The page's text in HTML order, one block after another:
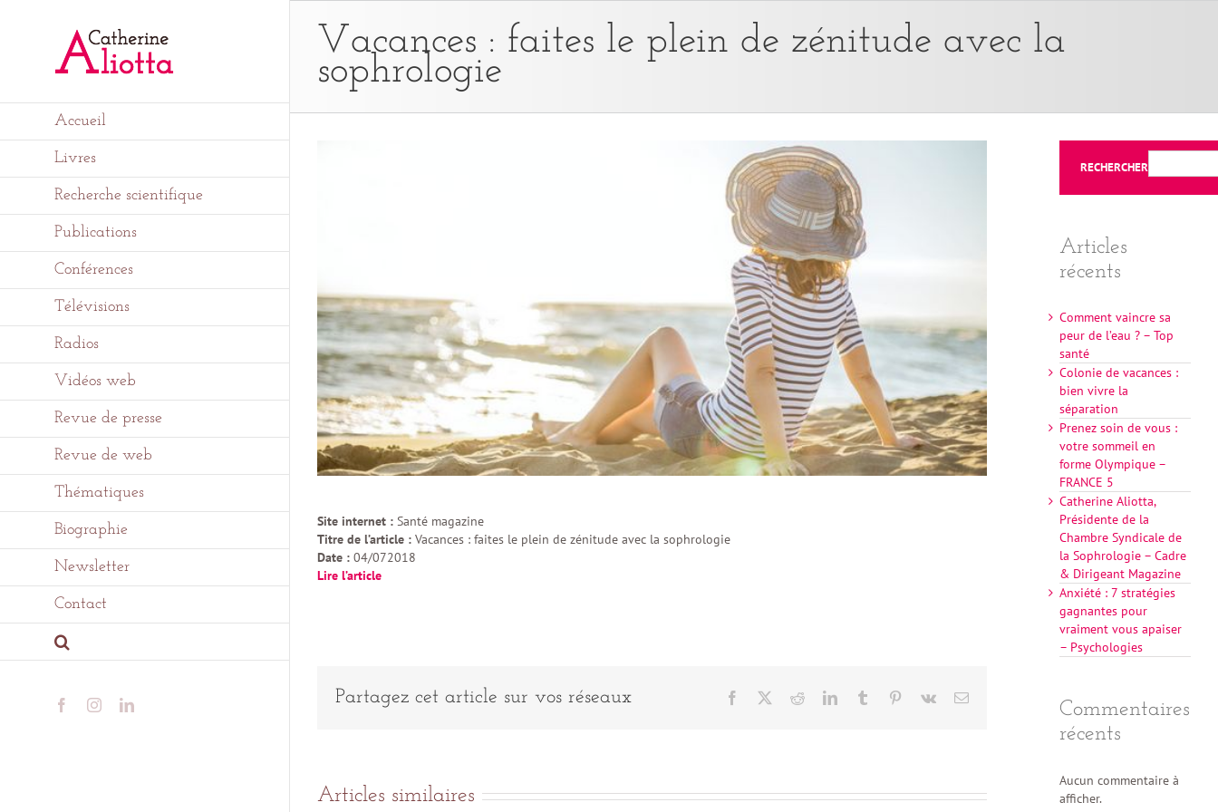
Accueil
Livres
Recherche scientifique
Publications
Conférences
Télévisions
Radios
Vidéos web
Revue de presse
Revue de web
Thématiques
Biographie
Newsletter
Contact
FacebookInstagramLinkedIn
Vacances : faites le plein de zénitude avec la
sophrologie
Site internet : Santé magazine
Titre de l’article : Vacances : faites le plein de zénitude avec la sophrologie
Date : 04/072018
Lire l’article
Partagez cet article sur vos réseaux Facebook RedditLinkedInTumblr Pinterest
Vk Email
Articles similaires
RECHERCHER
Articles
récents
Comment vaincre sa
peur de l’eau ? – Top
santé
Colonie de vacances :
bien vivre la
séparation
Prenez soin de vous :
votre sommeil en
forme Olympique –
FRANCE 5
Catherine Aliotta,
Présidente de la
Chambre Syndicale de
la Sophrologie – Cadre
& Dirigeant Magazine
Anxiété : 7 stratégies
gagnantes pour
vraiment vous apaiser
– Psychologies
Commentaires
récents
Aucun commentaire à
afficher.